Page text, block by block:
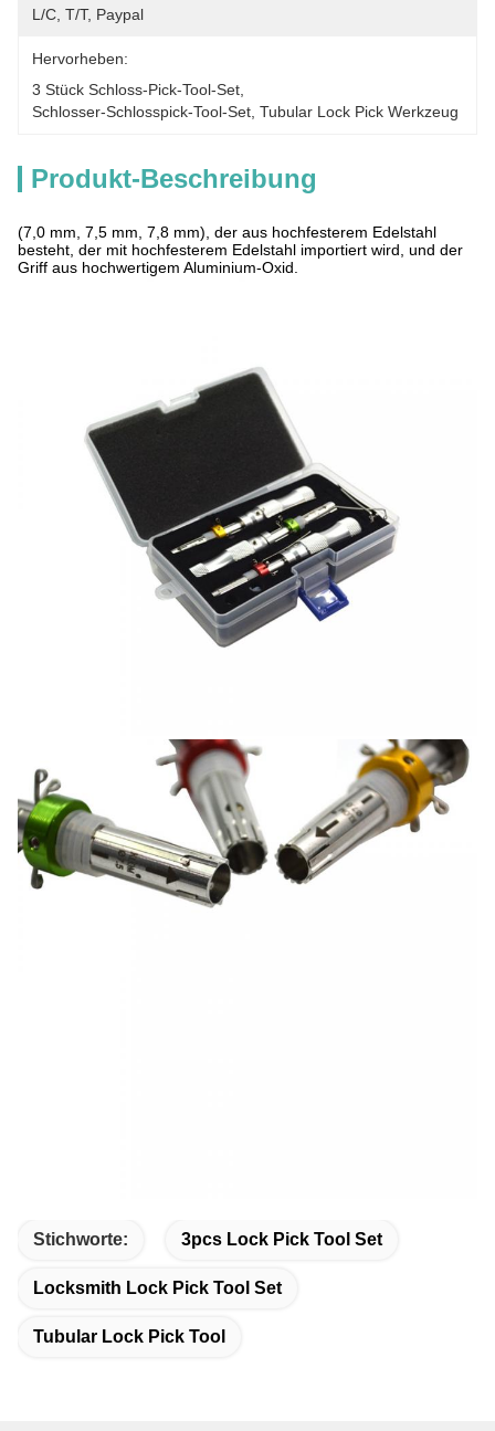
L/C, T/T, Paypal
Hervorheben:
3 Stück Schloss-Pick-Tool-Set
Schlosser-Schlosspick-Tool-Set Tubular Lock Pick Werkzeug
Produkt-Beschreibung
(7,0 mm, 7,5 mm, 7,8 mm), der aus hochfesterem Edelstahl
besteht, der mit hochfesterem Edelstahl importiert wird, und der
Griff aus hochwertigem Aluminium-Oxid.
Stichworte: 3pcs Lock Pick Tool Set
Locksmith Lock Pick Tool Set
Tubular Lock Pick Tool